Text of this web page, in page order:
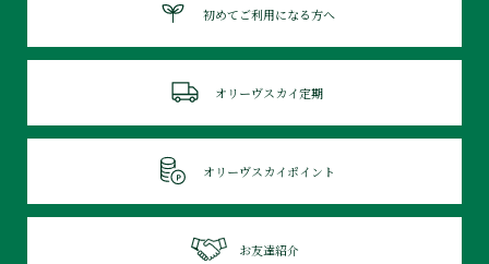
初めてご利用になる方へ
オリーヴスカイ定期
オリーヴスカイポイント
お友達紹介